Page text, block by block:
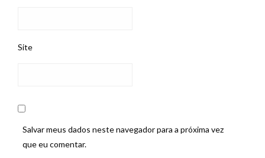
Site
Salvar meus dados neste navegador para a próxima vez
que eu comentar.